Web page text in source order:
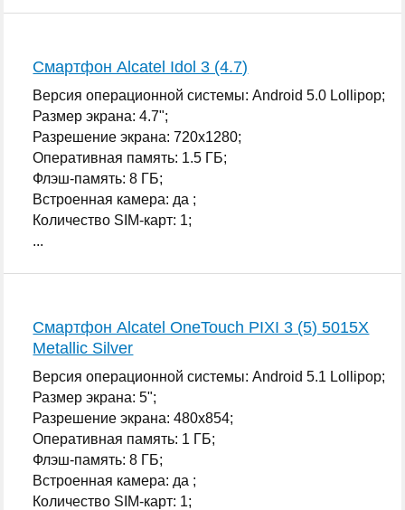
Смартфон Alcatel Idol 3 (4.7)
Версия операционной системы: Android 5.0 Lollipop;
Размер экрана: 4.7";
Разрешение экрана: 720x1280;
Оперативная память: 1.5 ГБ;
Флэш-память: 8 ГБ;
Встроенная камера: да ;
Количество SIM-карт: 1;
...
Смартфон Alcatel OneTouch PIXI 3 (5) 5015X
Metallic Silver
Версия операционной системы: Android 5.1 Lollipop;
Размер экрана: 5";
Разрешение экрана: 480x854;
Оперативная память: 1 ГБ;
Флэш-память: 8 ГБ;
Встроенная камера: да ;
Количество SIM-карт: 1;